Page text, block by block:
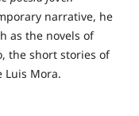
narrative, he
as the novels of
the short stories of
Luis Mora.